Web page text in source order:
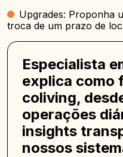
Upgrades: Proponha
troca de um prazo de
Especialista
explica como
coliving,
operações
insights
nossos